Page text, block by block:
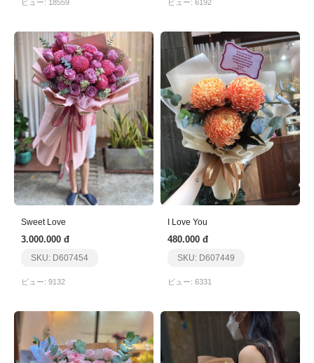
ビュー: 18559 ビュー: 6192
Sweet Love
3.000.000 đ
SKU: D607454
ビュー: 9132
I Love You
480.000 đ
SKU: D607449
ビュー: 6331